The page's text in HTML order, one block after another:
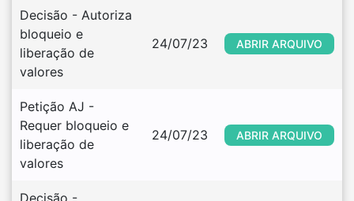
Decisão - Autoriza
bloqueio e
liberação de
valores
24/07/23 ABRIR ARQUIVO
Petição AJ -
Requer bloqueio e
liberação de
valores
24/07/23 ABRIR ARQUIVO
Decisão -